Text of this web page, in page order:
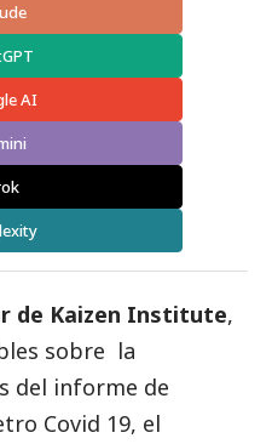
AI
de Kaizen Institute,
sobre la
del informe de
Covid 19, el